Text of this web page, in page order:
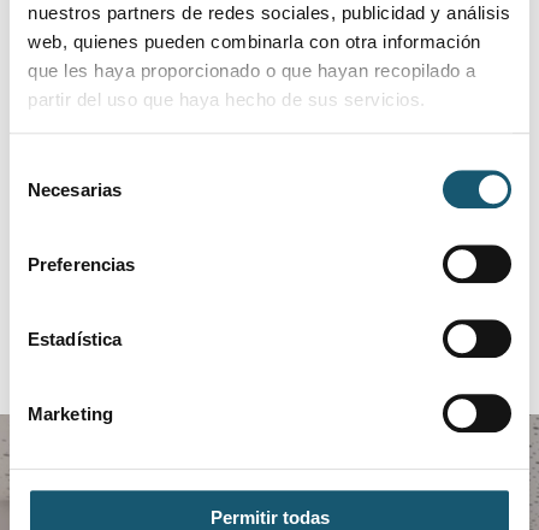
nuestros partners de redes sociales, publicidad y análisis
web, quienes pueden combinarla con otra información
que les haya proporcionado o que hayan recopilado a
partir del uso que haya hecho de sus servicios.
Necesarias
Preferencias
Estadística
Marketing
Permitir todas
No se encontraron resultados
No hay ofertas de empleo que coincidan con
los filtros aplicados.